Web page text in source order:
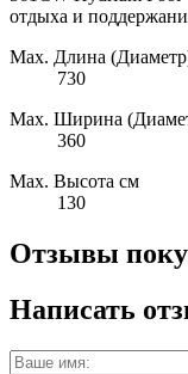
отдыха и
Max. Длина
730
Max. Ширина
360
Max. Высота см
130
Отзывы
Написать